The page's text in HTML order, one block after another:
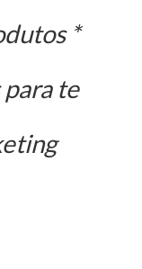
*
te